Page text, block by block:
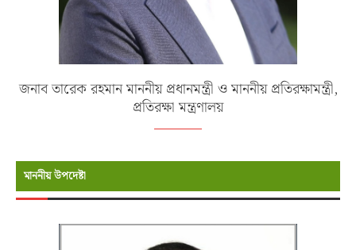
জনাব তারেক রহমান মাননীয় প্রধানমন্ত্রী ও মাননীয় প্রতিরক্ষামন্ত্রী,
প্রতিরক্ষা মন্ত্রণালয়
মাননীয় উপদেষ্টা